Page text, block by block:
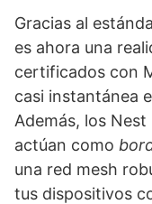
Gracias al
es ahora una
certificados con
casi instantánea
Además, los
actúan como
una red mesh
tus dispositivos